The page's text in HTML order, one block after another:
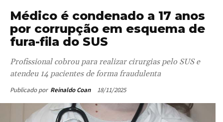
Médico é condenado a 17 anos
por corrupção em esquema de
fura-fila do SUS
Profissional cobrou para realizar cirurgias pelo SUS e
atendeu 14 pacientes de forma fraudulenta
Publicado por Reinaldo Coan 18/11/2025